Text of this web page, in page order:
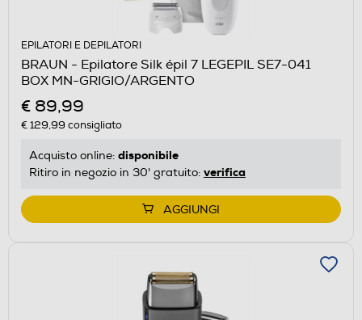
EPILATORI E DEPILATORI
BRAUN - Epilatore Silk épil 7 LEGEPIL SE7-041
BOX MN-GRIGIO/ARGENTO
€ 89,99
€ 129,99 consigliato
Acquisto online: disponibile
Ritiro in negozio in 30' gratuito: verifica
AGGIUNGI